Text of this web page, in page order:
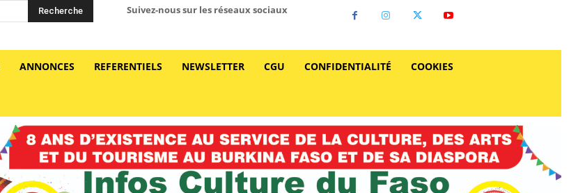
Recherche Suivez-nous sur les réseaux sociaux
ANNONCES REFERENTIELS NEWSLETTER CGU CONFIDENTIALITÉ COOKIES